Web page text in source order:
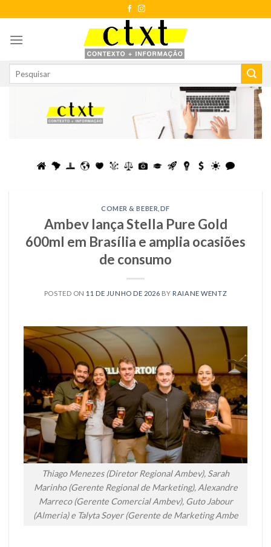
to
content
COMER & BEBER DF
Ambev lança Stella Pure Gold
600ml em Brasília e amplia ocasiões
de consumo
POSTED ON 11 DE JUNHO DE 2026 BY RAIANE WENTZ
Thiago Menezes (Diretor Regional Ambev), Sarah
Marinho (Gerente Regional de Marketing), Alexandre
Marreco (Gerente Comercial Ambev), Guto Jabour
(Almeria) e Talyta Soyer (Gerente de Marketing Ambe